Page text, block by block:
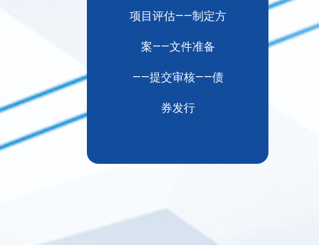
项目评估——制定方
案——文件准备
——提交审核——债
券发行